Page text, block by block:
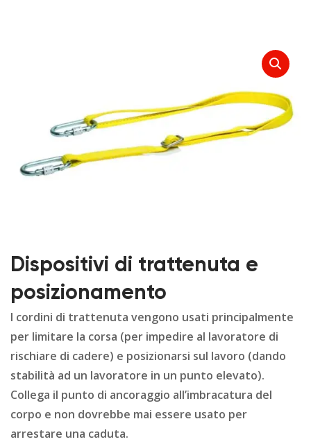
Dispositivi di trattenuta e
posizionamento
I cordini di trattenuta vengono usati principalmente
per limitare la corsa (per impedire al lavoratore di
rischiare di cadere) e posizionarsi sul lavoro (dando
stabilità ad un lavoratore in un punto elevato).
Collega il punto di ancoraggio all’imbracatura del
corpo e non dovrebbe mai essere usato per
arrestare una caduta.